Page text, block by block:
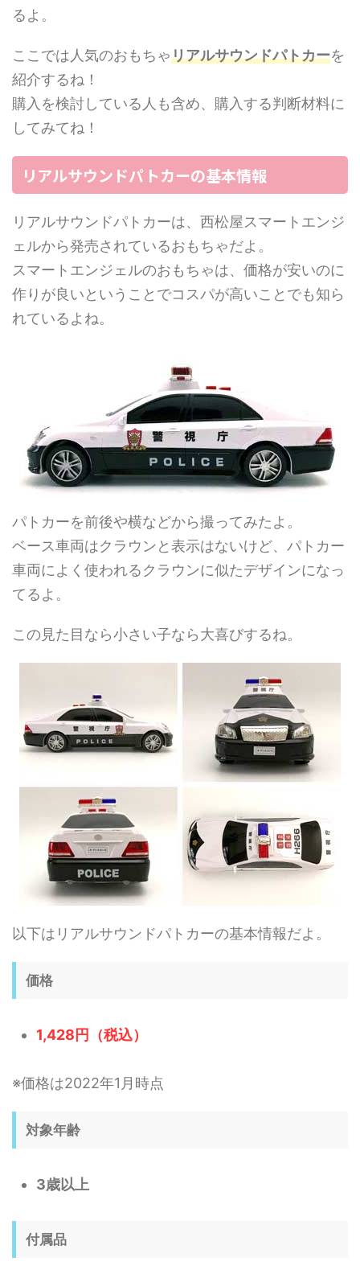
るよ。
ここでは人気のおもちゃリアルサウンドパトカーを
紹介するね！
購入を検討している人も含め、購入する判断材料に
してみてね！
リアルサウンドパトカーの基本情報
リアルサウンドパトカーは、西松屋スマートエンジ
ェルから発売されているおもちゃだよ。
スマートエンジェルのおもちゃは、価格が安いのに
作りが良いということでコスパが高いことでも知ら
れているよね。
パトカーを前後や横などから撮ってみたよ。
ベース車両はクラウンと表示はないけど、パトカー
車両によく使われるクラウンに似たデザインになっ
てるよ。
この見た目なら小さい子なら大喜びするね。
以下はリアルサウンドパトカーの基本情報だよ。
価格
1,428円（税込）
※価格は2022年1月時点
対象年齢
3歳以上
付属品